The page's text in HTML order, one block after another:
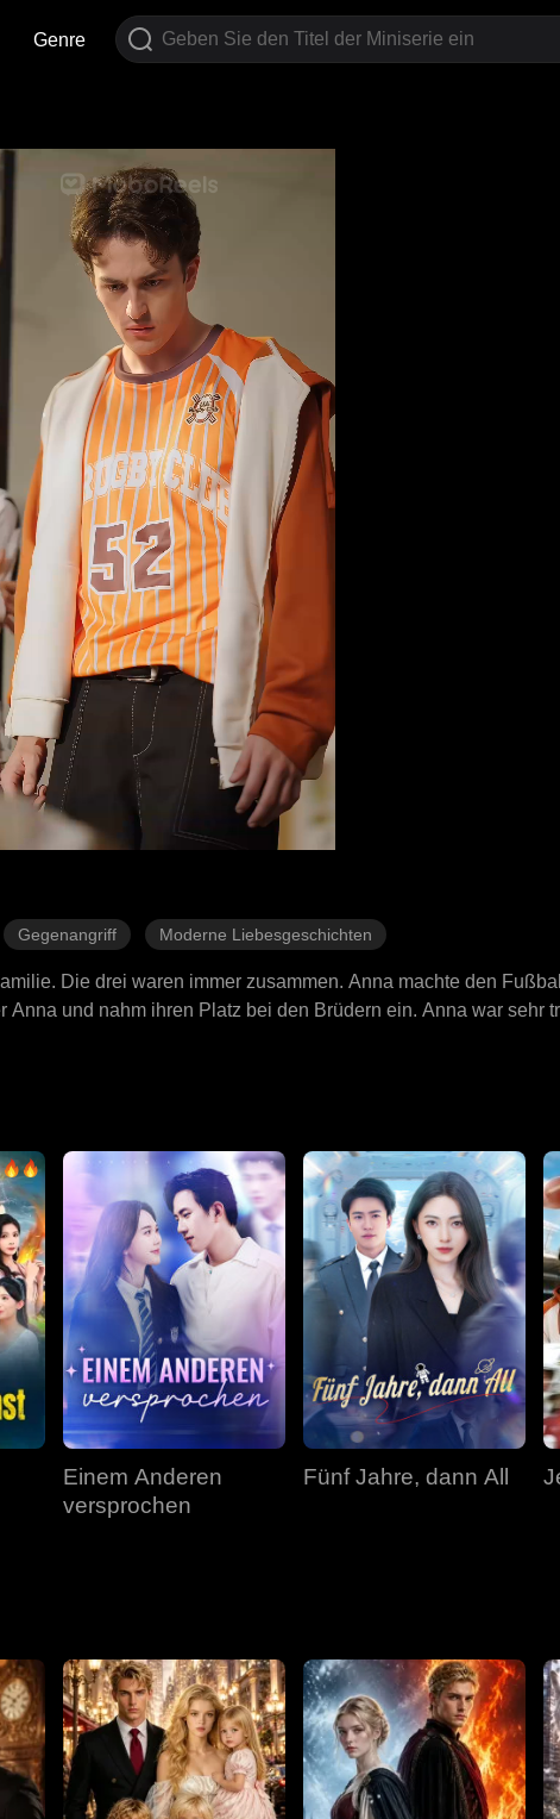
Genre
Gegenangriff Moderne Liebesgeschichten
Die drei waren immer zusammen. Anna machte den
und nahm ihren Platz bei den Brüdern ein. Anna war sehr
Einem Anderen
versprochen
Fünf Jahre, dann All